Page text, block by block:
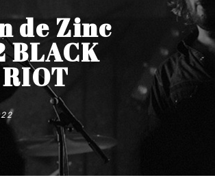
de Zinc
BLACK